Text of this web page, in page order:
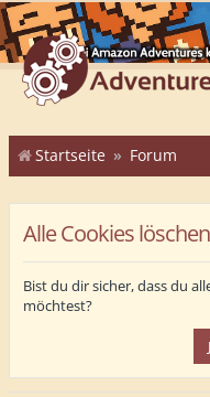
Startseite Forum
Alle Cookies löschen
Bist du dir sicher, dass du
möchtest?